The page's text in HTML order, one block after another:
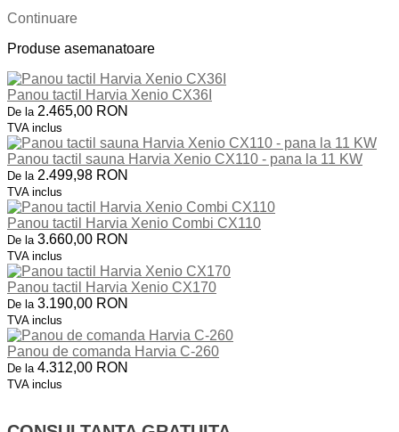
Continuare
Produse asemanatoare
Panou tactil Harvia Xenio CX36I
De la 2.465,00 RON
TVA inclus
Panou tactil sauna Harvia Xenio CX110 - pana la 11 KW
De la 2.499,98 RON
TVA inclus
Panou tactil Harvia Xenio Combi CX110
De la 3.660,00 RON
TVA inclus
Panou tactil Harvia Xenio CX170
De la 3.190,00 RON
TVA inclus
Panou de comanda Harvia C-260
De la 4.312,00 RON
TVA inclus